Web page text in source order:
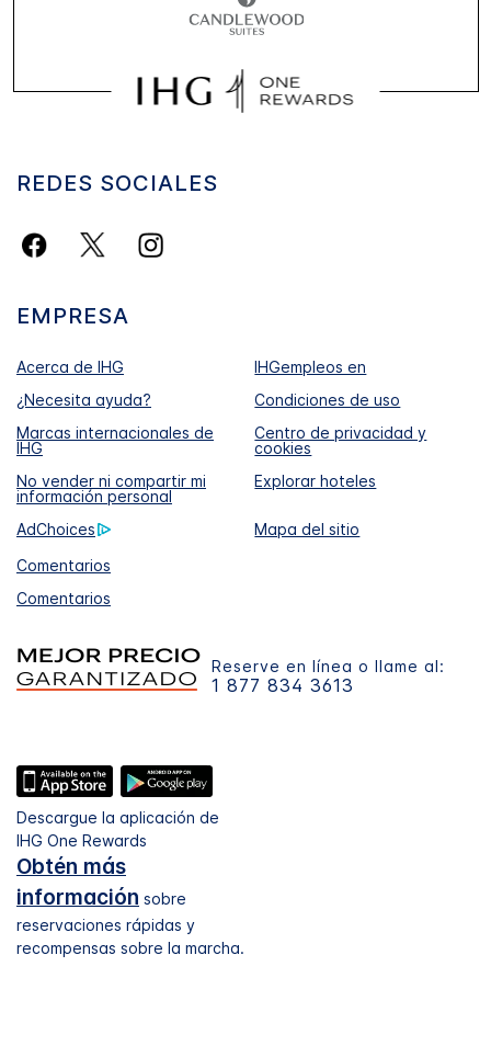
REDES SOCIALES
EMPRESA
Acerca de IHG
IHGempleos en
¿Necesita ayuda?
Condiciones de uso
Marcas internacionales de
IHG
Centro de privacidad y
cookies
No vender ni compartir mi
información personal
Explorar hoteles
AdChoices
Mapa del sitio
Comentarios
Comentarios
Reserve en línea o llame al:
1 877 834 3613
Descargue la aplicación de
IHG One Rewards
Obtén más
información sobre
reservaciones rápidas y
recompensas sobre la marcha.